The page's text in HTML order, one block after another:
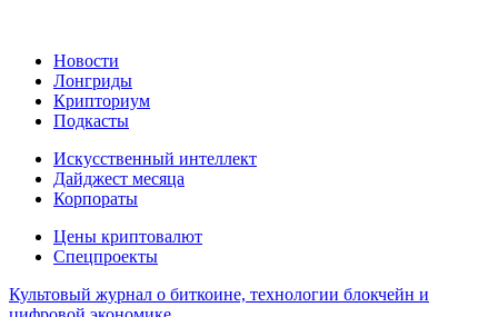
Новости
Лонгриды
Крипториум
Подкасты
Искусственный интеллект
Дайджест месяца
Корпораты
Цены криптовалют
Спецпроекты
Культовый журнал о биткоине, технологии блокчейн и